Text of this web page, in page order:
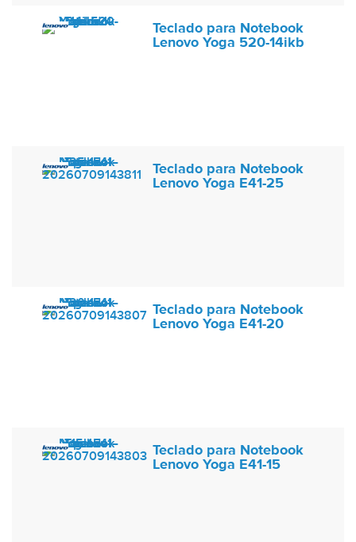
Teclado para Notebook
Lenovo Yoga 520-14ikb
Teclado para Notebook
Lenovo Yoga E41-25
Teclado para Notebook
Lenovo Yoga E41-20
Teclado para Notebook
Lenovo Yoga E41-15